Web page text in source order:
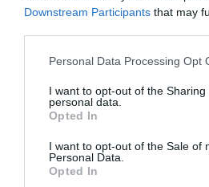
Downstream Participants that may
Personal Data Processing Opt
I want to opt-out of the Sharing
personal data.
Opted In
I want to opt-out of the Sale of
Personal Data.
Opted In
ello, las empresas deben
verificación de identidad
monitoreo de transacciones
Además, la regulación fomenta
usuarios pueden confiar más
supervisadas por autoridades
con estándares internacionales.